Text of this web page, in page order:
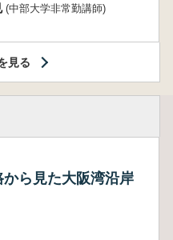
(中部大学非常勤講師)
見る
ら見た大阪湾沿岸